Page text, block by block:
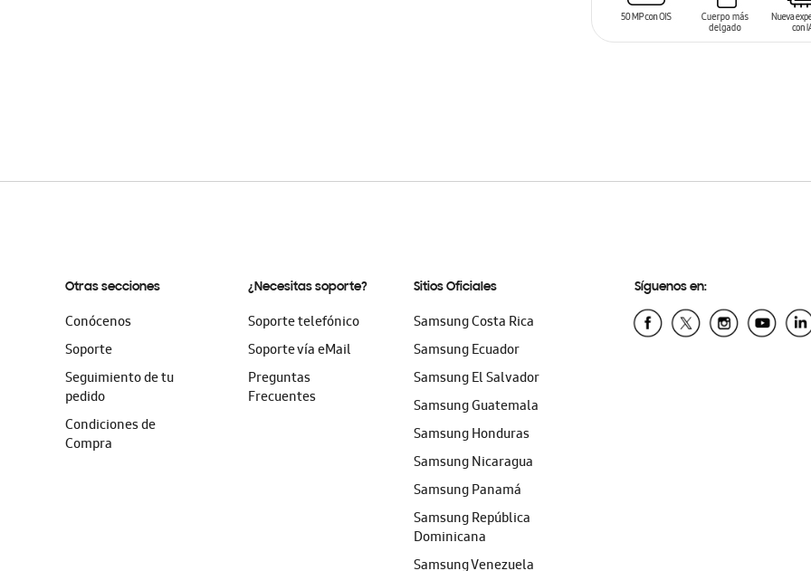
Otras secciones
Conócenos
Soporte
Seguimiento de tu
pedido
Condiciones de
Compra
¿Necesitas soporte?
Soporte telefónico
Soporte vía eMail
Preguntas
Frecuentes
Sitios Oficiales
Samsung Costa Rica
Samsung Ecuador
Samsung El Salvador
Samsung Guatemala
Samsung Honduras
Samsung Nicaragua
Samsung Panamá
Samsung República
Dominicana
Samsung Venezuela
Síguenos en: